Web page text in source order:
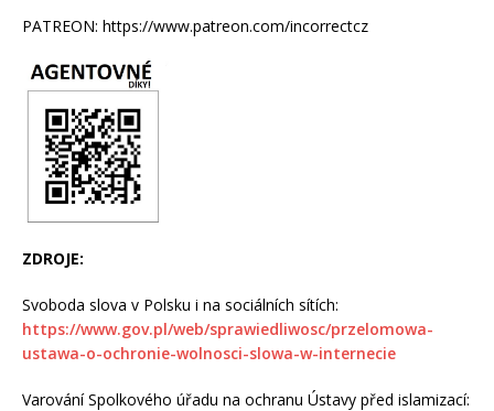
PATREON: https://www.patreon.com/incorrectcz
ZDROJE:
Svoboda slova v Polsku i na sociálních sítích:
https://www.gov.pl/web/sprawiedliwosc/przelomowa-
ustawa-o-ochronie-wolnosci-slowa-w-internecie
Varování Spolkového úřadu na ochranu Ústavy před islamizací: